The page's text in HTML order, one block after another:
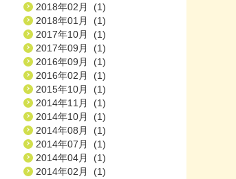
2018年02月 (1)
2018年01月 (1)
2017年10月 (1)
2017年09月 (1)
2016年09月 (1)
2016年02月 (1)
2015年10月 (1)
2014年11月 (1)
2014年10月 (1)
2014年08月 (1)
2014年07月 (1)
2014年04月 (1)
2014年02月 (1)